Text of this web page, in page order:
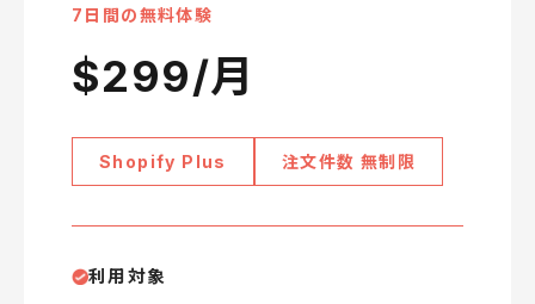
7日間の無料体験
$299/月
Shopify Plus 注文件数 無制限
利用対象